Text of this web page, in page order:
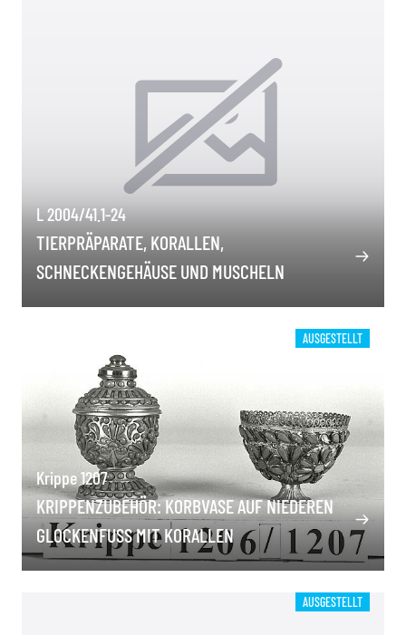
L 2004/41.1-24
TIERPRÄPARATE, KORALLEN,
SCHNECKENGEHÄUSE UND MUSCHELN
AUSGESTELLT
Krippe 1207
KRIPPENZUBEHÖR: KORBVASE AUF NIEDEREN
GLOCKENFUSS MIT KORALLEN
AUSGESTELLT